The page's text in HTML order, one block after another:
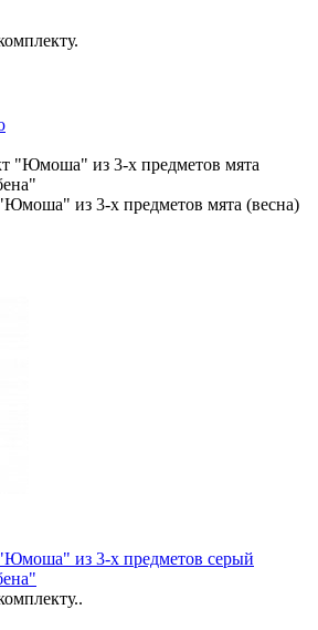
из 3-х предметов мята (весна)
из 3-х предметов серый